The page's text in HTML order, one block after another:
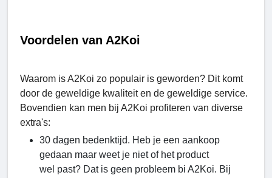
Voordelen van A2Koi
Waarom is A2Koi zo populair is geworden? Dit komt
door de geweldige kwaliteit en de geweldige service.
Bovendien kan men bij A2Koi profiteren van diverse
extra's:
30 dagen bedenktijd. Heb je een aankoop
gedaan maar weet je niet of het product
wel past? Dat is geen probleem bi A2Koi. Bij